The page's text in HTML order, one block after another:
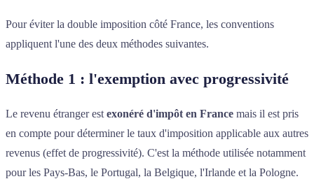
Pour éviter la double imposition côté France, les conventions
appliquent l'une des deux méthodes suivantes.
Méthode 1 : l'exemption avec progressivité
Le revenu étranger est exonéré d'impôt en France mais il est pris
en compte pour déterminer le taux d'imposition applicable aux autres
revenus (effet de progressivité). C'est la méthode utilisée notamment
pour les Pays-Bas, le Portugal, la Belgique, l'Irlande et la Pologne.